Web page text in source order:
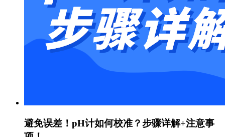
避免误差！pH计如何校准？步骤详解+注意事